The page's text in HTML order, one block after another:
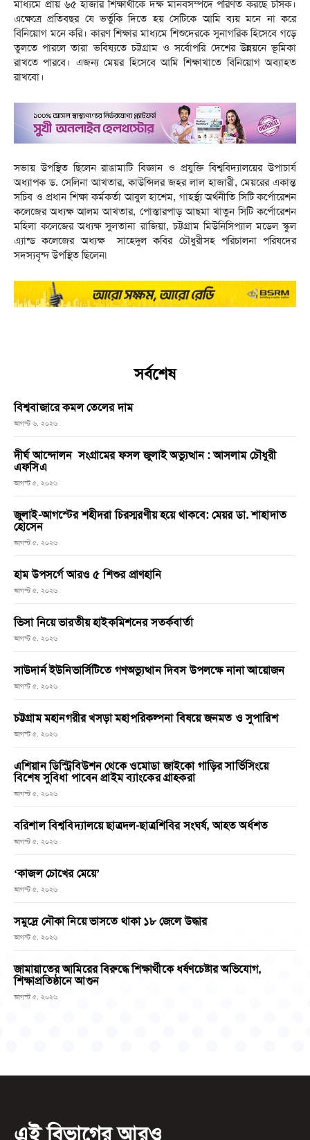
মাধ্যমে প্রায় ৬৫ হাজার শিক্ষার্থীকে দক্ষ মানবসম্পদে পরিণত করছে চসিক।
এক্ষেত্রে প্রতিবছর যে ভর্তুকি দিতে হয় সেটিকে আমি ব্যয় মনে না করে
বিনিয়োগ মনে করি। কারণ শিক্ষার মাধ্যমে শিশুদেরকে সুনাগরিক হিসেবে গড়ে
তুলতে পারলে তারা ভবিষ্যতে চট্টগ্রাম ও সর্বোপরি দেশের উন্নয়নে ভূমিকা
রাখতে পারবে। এজন্য মেয়র হিসেবে আমি শিক্ষাখাতে বিনিয়োগ অব্যাহত
রাখবো।
সভায় উপস্থিত ছিলেন রাঙামাটি বিজ্ঞান ও প্রযুক্তি বিশ্ববিদ্যালয়ের উপাচার্য
অধ্যাপক ড. সেলিনা আখতার, কাউন্সিলর জহর লাল হাজারী, মেয়রের একান্ত
সচিব ও প্রধান শিক্ষা কর্মকর্তা আবুল হাশেম, গাহর্স্থ্য অর্থনীতি সিটি কর্পোরেশন
কলেজের অধ্যক্ষ আলম আখতার, পোস্তারপাড় আছমা খাতুন সিটি কর্পোরেশন
মহিলা কলেজের অধ্যক্ষ সুলতানা রাজিয়া, চট্টগ্রাম মিউনিসিপ্যাল মডেল স্কুল
এ্যান্ড কলেজের অধ্যক্ষ সাহেদুল কবির চৌধুরীসহ পরিচালনা পরিষদের
সদস্যবৃন্দ উপস্থিত ছিলেন৷
সর্বশেষ
বিশ্ববাজারে কমল তেলের দাম
আগস্ট ৬, ২০২৬
দীর্ঘ আন্দোলন সংগ্রামের ফসল জুলাই অভ্যুত্থান : আসলাম চৌধুরী
এফসিএ
আগস্ট ৫, ২০২৬
জুলাই-আগস্টের শহীদরা চিরস্মরণীয় হয়ে থাকবে: মেয়র ডা. শাহাদাত
হোসেন
আগস্ট ৫, ২০২৬
হাম উপসর্গে আরও ৫ শিশুর প্রাণহানি
আগস্ট ৫, ২০২৬
ভিসা নিয়ে ভারতীয় হাইকমিশনের সতর্কবার্তা
আগস্ট ৫, ২০২৬
সাউদার্ন ইউনিভার্সিটিতে গণঅভ্যুত্থান দিবস উপলক্ষে নানা আয়োজন
আগস্ট ৫, ২০২৬
চট্টগ্রাম মহানগরীর খসড়া মহাপরিকল্পনা বিষয়ে জনমত ও সুপারিশ
আগস্ট ৫, ২০২৬
এশিয়ান ডিস্ট্রিবিউশন থেকে ওমোডা জাইকো গাড়ির সার্ভিসিংয়ে
বিশেষ সুবিধা পাবেন প্রাইম ব্যাংকের গ্রাহকরা
আগস্ট ৫, ২০২৬
বরিশাল বিশ্ববিদ্যালয়ে ছাত্রদল-ছাত্রশিবির সংঘর্ষ, আহত অর্ধশত
আগস্ট ৫, ২০২৬
‘কাজল চোখের মেয়ে’
আগস্ট ৫, ২০২৬
সমুদ্রে নৌকা নিয়ে ভাসতে থাকা ১৮ জেলে উদ্ধার
আগস্ট ৫, ২০২৬
জামায়াতের আমিরের বিরুদ্ধে শিক্ষার্থীকে ধর্ষণচেষ্টার অভিযোগ,
শিক্ষাপ্রতিষ্ঠানে আগুন
আগস্ট ৫, ২০২৬
এই বিভাগের আরও